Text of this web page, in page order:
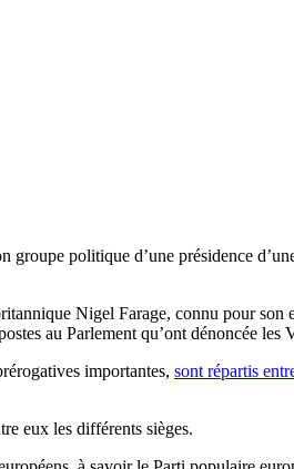
politique d’une présidence
Nigel Farage, connu pour son
au Parlement qu’ont dénoncée les
importantes, sont répartis
eux les différents sièges.